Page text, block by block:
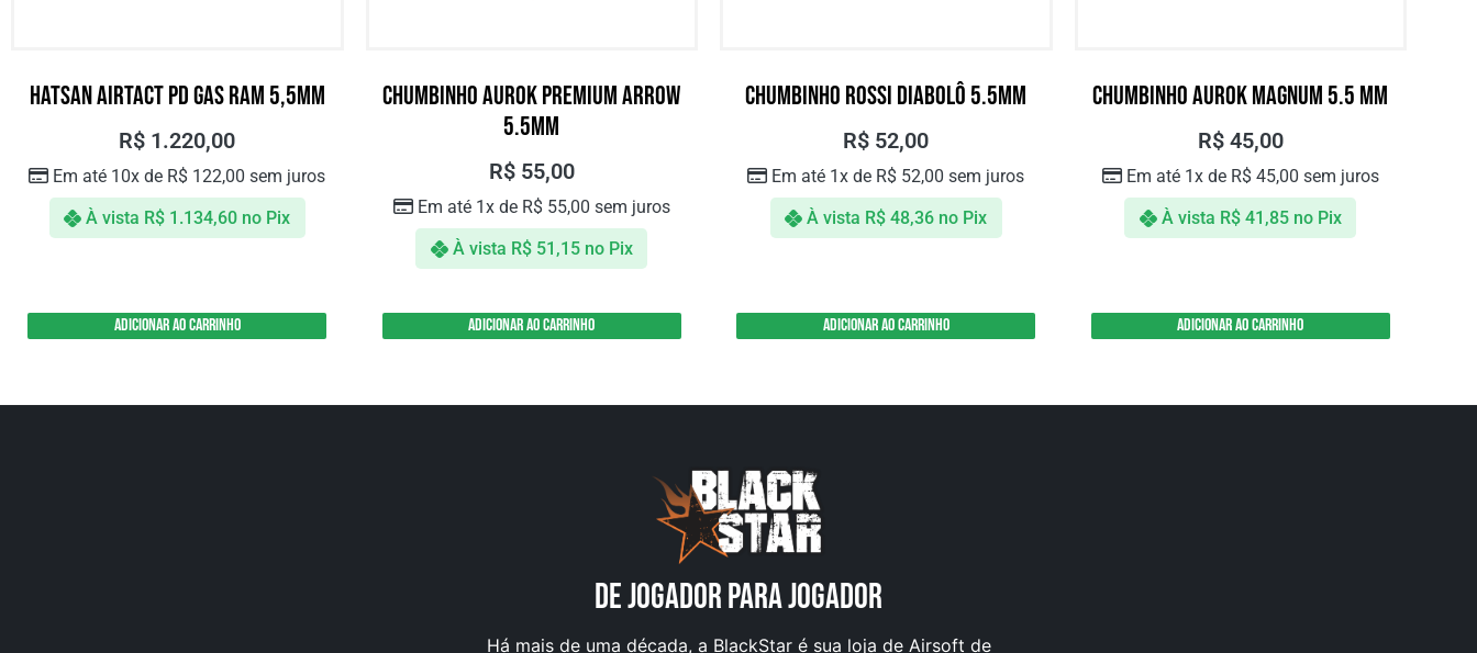
HATSAN AIRTACT PD GAS RAM 5,5MM
R$ 1.220,00
Em até 10x de R$ 122,00 sem juros
À vista R$ 1.134,60 no Pix
Adicionar ao carrinho
CHUMBINHO AUROK PREMIUM ARROW
5.5MM
R$55,00
Em até 1x de R$ 55,00 sem juros
À vista R$51,15 no Pix
Adicionar ao carrinho
CHUMBINHO ROSSI DIABOLÔ 5.5MM
R$ 52,00
Em até 1x de R$ 52,00 sem juros
À vista R$ 48,36 no Pix
Adicionar ao carrinho
CHUMBINHO AUROK MAGNUM 5.5 MM
R$45,00
Em até 1x de R$ 45,00 sem juros
À vista R$41,85 no Pix
Adicionar ao carrinho
DE JOGADOR PARA JOGADOR
Há mais de uma década, a BlackStar é sua loja de Airsoft de